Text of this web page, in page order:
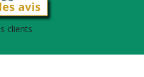
clients